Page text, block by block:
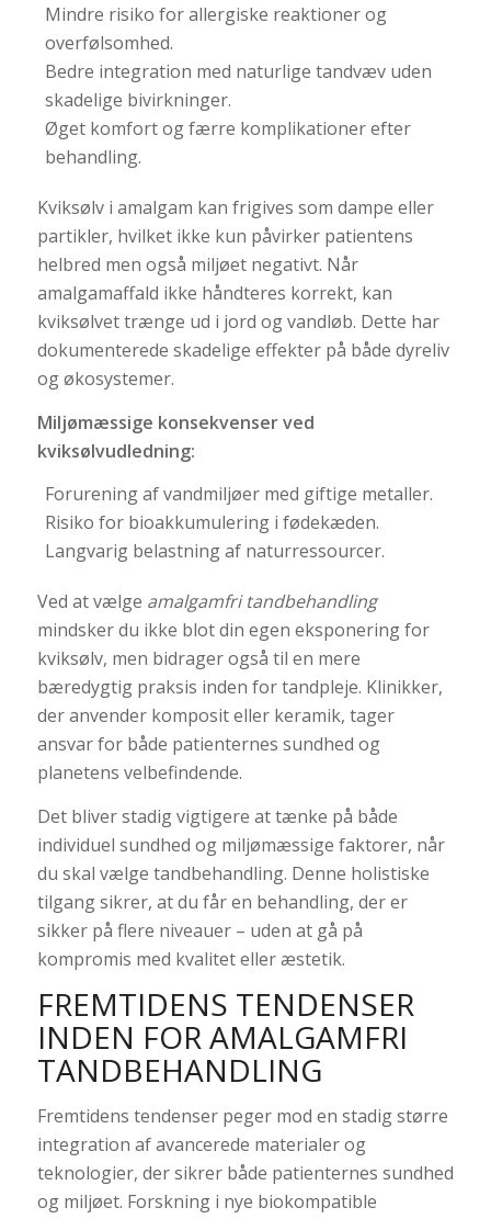
Mindre risiko for allergiske reaktioner og
overfølsomhed.
Bedre integration med naturlige tandvæv uden
skadelige bivirkninger.
Øget komfort og færre komplikationer efter
behandling.
Kviksølv i amalgam kan frigives som dampe eller
partikler, hvilket ikke kun påvirker patientens
helbred men også miljøet negativt. Når
amalgamaffald ikke håndteres korrekt, kan
kviksølvet trænge ud i jord og vandløb. Dette har
dokumenterede skadelige effekter på både dyreliv
og økosystemer.
Miljømæssige konsekvenser ved
kviksølvudledning:
Forurening af vandmiljøer med giftige metaller.
Risiko for bioakkumulering i fødekæden.
Langvarig belastning af naturressourcer.
Ved at vælge amalgamfri tandbehandling
mindsker du ikke blot din egen eksponering for
kviksølv, men bidrager også til en mere
bæredygtig praksis inden for tandpleje. Klinikker,
der anvender komposit eller keramik, tager
ansvar for både patienternes sundhed og
planetens velbefindende.
Det bliver stadig vigtigere at tænke på både
individuel sundhed og miljømæssige faktorer, når
du skal vælge tandbehandling. Denne holistiske
tilgang sikrer, at du får en behandling, der er
sikker på flere niveauer – uden at gå på
kompromis med kvalitet eller æstetik.
FREMTIDENS TENDENSER
INDEN FOR AMALGAMFRI
TANDBEHANDLING
Fremtidens tendenser peger mod en stadig større
integration af avancerede materialer og
teknologier, der sikrer både patienternes sundhed
og miljøet. Forskning i nye biokompatible